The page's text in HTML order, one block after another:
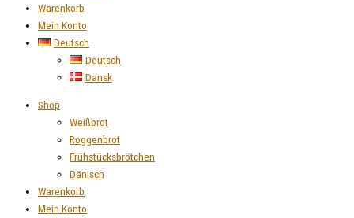
Warenkorb
Mein Konto
Deutsch
Deutsch
Dansk
Shop
Weißbrot
Roggenbrot
Frühstücksbrötchen
Dänisch
Warenkorb
Mein Konto